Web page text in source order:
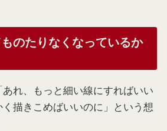
のたりなくなっているか
れ、もっと細い線にすればいい
描きこめばいいのに」という想